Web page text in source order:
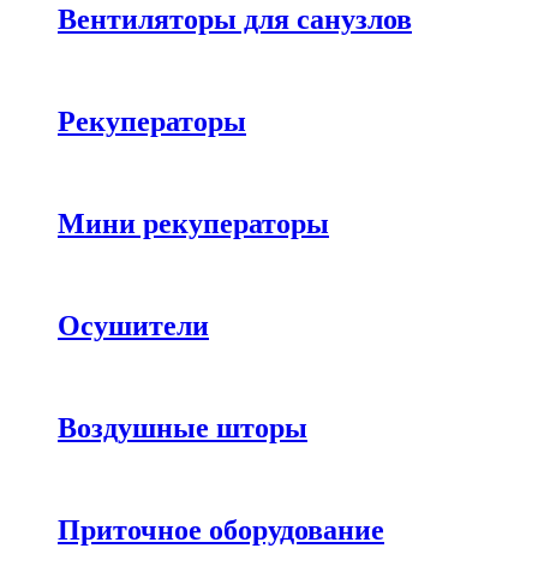
Вентиляторы для санузлов
Рекуператоры
Мини рекуператоры
Осушители
Воздушные шторы
Приточное оборудование